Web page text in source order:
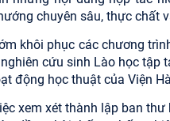
chuyên sâu, thực chất
khôi phục các chương
cứu sinh Lào học tập
động học thuật của Viện
xem xét thành lập ban